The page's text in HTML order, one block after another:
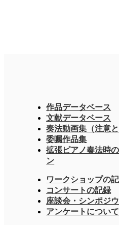
作品データベース
文献データベース
奏法動画集（注意
委嘱作品集
拡張ピアノ奏法時
ン
ワークショップの
コンサートの記録
座談会・シンポジ
アンケートについて